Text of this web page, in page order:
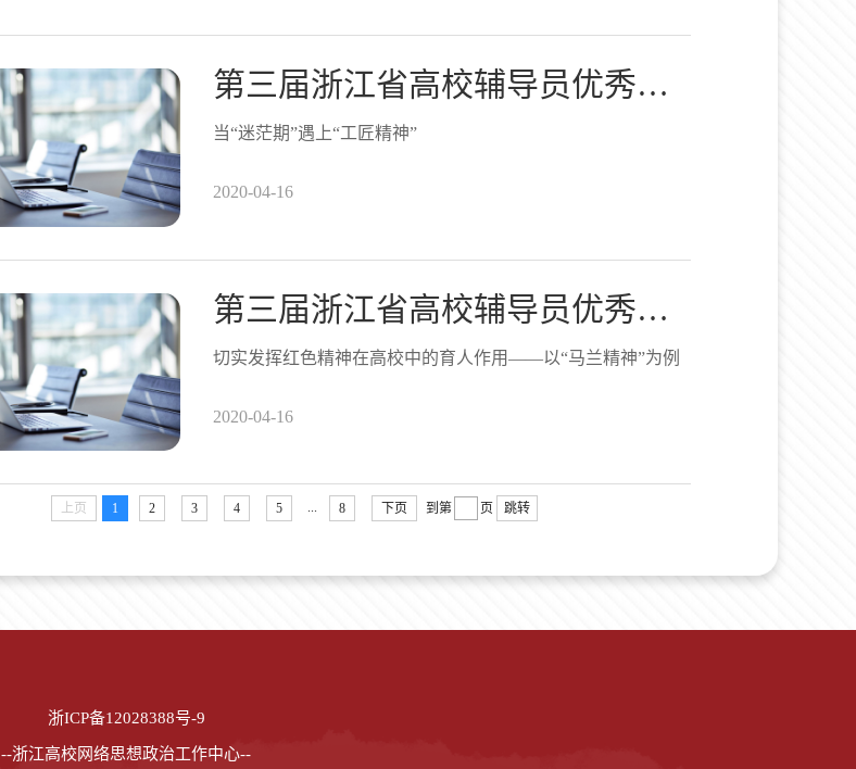
第三届浙江省高校辅导员优秀案例评选二等奖作品：当“迷茫期...
当“迷茫期”遇上“工匠精神”
2020-04-16
第三届浙江省高校辅导员优秀案例评选二等奖作品：切实发挥红...
切实发挥红色精神在高校中的育人作用——以“马兰精神”为例
2020-04-16
上页 1 2 3 4 5 ... 8 下页 到第 页 跳转
浙ICP备12028388号-9
--浙江高校网络思想政治工作中心--